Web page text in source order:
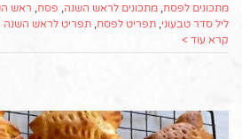
מתכונים לפסח, מתכונים לראש השנה, פסח, ראש
ליל סדר טבעוני, תפריט לפסח, תפריט לראש השנה
קרא עוד >